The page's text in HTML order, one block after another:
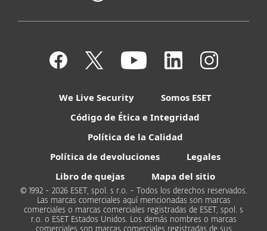
We Live Security
Somos ESET
Código de Ética e Integridad
Política de la Calidad
Política de devoluciones
Legales
Libro de quejas
Mapa del sitio
© 1992 - 2026 ESET, spol. s r.o. - Todos los derechos reservados.
Las marcas comerciales aquí mencionadas son marcas
comerciales o marcas comerciales registradas de ESET, spol. s
r.o. o ESET Estados Unidos. Los demás nombres o marcas
comerciales son marcas comerciales registradas de sus